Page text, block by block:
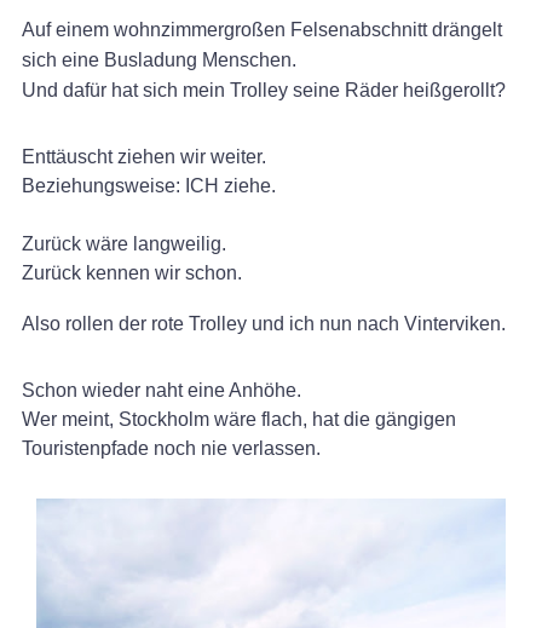
Auf einem wohnzimmergroßen Felsenabschnitt drängelt
sich eine Busladung Menschen.
Und dafür hat sich mein Trolley seine Räder heißgerollt?
Enttäuscht ziehen wir weiter.
Beziehungsweise: ICH ziehe.
Zurück wäre langweilig.
Zurück kennen wir schon.
Also rollen der rote Trolley und ich nun nach Vinterviken.
Schon wieder naht eine Anhöhe.
Wer meint, Stockholm wäre flach, hat die gängigen
Touristenpfade noch nie verlassen.